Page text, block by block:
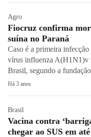
Agro
Fiocruz confirma
suína no Paraná
Caso é a primeira
vírus influenza A(H1N1)v
Brasil, segundo a fundação
Há 3 anos
Brasil
Vacina contra
chegar ao SUS em